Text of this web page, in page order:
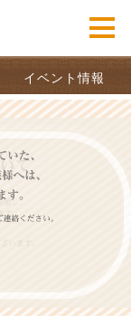
イベント情報